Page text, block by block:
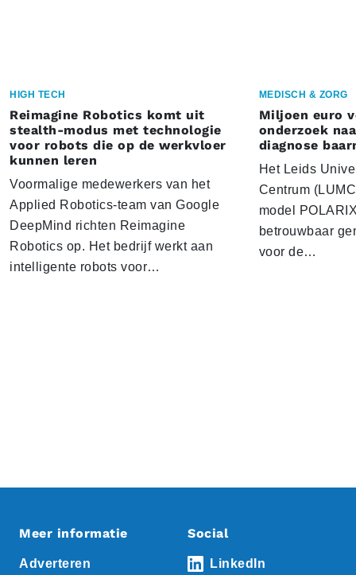
HIGH TECH
Reimagine Robotics komt uit
stealth-modus met technologie
voor robots die op de werkvloer
kunnen leren
Voormalige medewerkers van het
Applied Robotics-team van Google
DeepMind richten Reimagine
Robotics op. Het bedrijf werkt aan
intelligente robots voor…
MEDISCH & ZORG
Miljoen euro
onderzoek
diagnose
Het Leids
Centrum
model
betrouwbaar
voor de…
Meer informatie
Adverteren
Social
LinkedIn